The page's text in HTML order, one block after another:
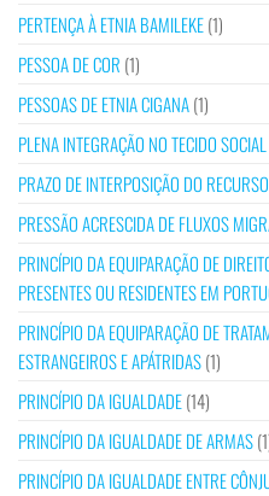
PERTENÇA À ETNIA BAMILEKE(1)
PESSOA DE COR (1)
PESSOAS DE ETNIA CIGANA(1)
PLENA INTEGRAÇÃO NO TECIDO SOCIAL
PRAZO DE INTERPOSIÇÃO DO RECURSO
PRESSÃO ACRESCIDA DE FLUXOS
PRINCÍPIO DA EQUIPARAÇÃO DE
PRESENTES OU RESIDENTES EM
PRINCÍPIO DA EQUIPARAÇÃO DE
ESTRANGEIROS E APÁTRIDAS(1)
PRINCÍPIO DA IGUALDADE(14)
PRINCÍPIO DA IGUALDADE DE ARMAS
PRINCÍPIO DA IGUALDADE ENTRE